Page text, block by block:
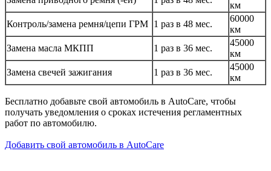
км
Контроль/замена ремня/цепи ГРМ 1 раз в 48 мес.
60000
км
Замена масла МКПП
1 раз в 36 мес.
45000
км
Замена свечей зажигания
1 раз в 36 мес.
45000
км
Бесплатно добавьте свой автомобиль в AutoCare, чтобы
получать уведомления о сроках истечения регламентных
работ по автомобилю.
Добавить свой автомобиль в AutoCare